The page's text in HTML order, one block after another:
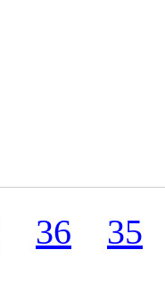
36
35